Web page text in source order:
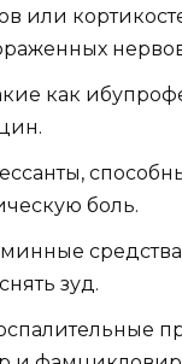
или
как
боль.
зуд.